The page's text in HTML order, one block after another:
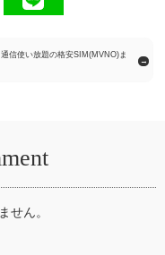
信使い放題の格安SIM(MVNO)ま
→
せん。